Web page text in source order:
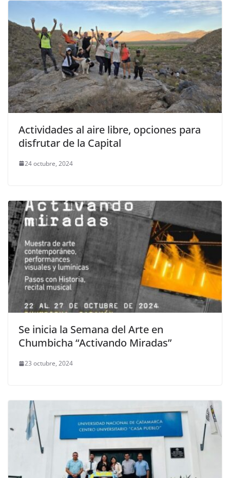
Actividades al aire libre, opciones para
disfrutar de la Capital
24 octubre, 2024
Se inicia la Semana del Arte en
Chumbicha “Activando Miradas”
23 octubre, 2024